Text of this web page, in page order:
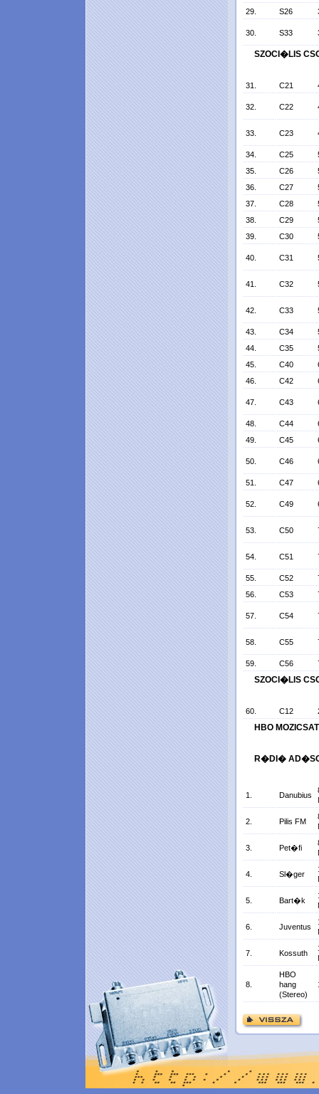
29.
S26
30. S33
SZOCI�LIS
31. C21
32. C22
33. C23
34. C25
35.
C26
36.
C27
37.
C28
38.
C29
39.
C30
40. C31
41. C32
42. C33
43. C34
44.
C35
45.
C40
46.
C42
47. C43
48. C44
49.
C45
50. C46
51. C47
52. C49
53. C50
54. C51
55. C52
56.
C53
57. C54
58. C55
59. C56
SZOCI�LIS
60. C12
HBO
R�DI�
1. Danubius
2. Pilis FM
3. Pet�fi
4. Sl�ger
5. Bart�k
6. Juventus
7. Kossuth
8.
HBO
hang
(Stereo)